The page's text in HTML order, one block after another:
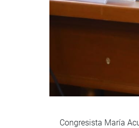
Congresista María